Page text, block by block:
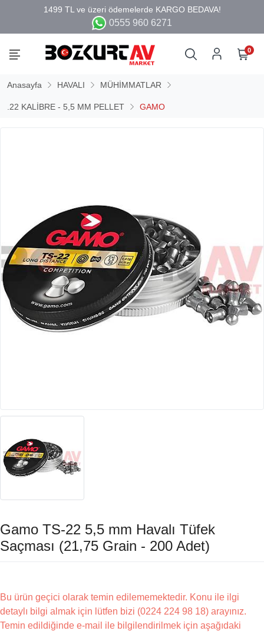
0555 960 6271
0
Anasayfa HAVALI MÜHİMMATLAR
.22 KALİBRE - 5,5 MM PELLET GAMO
Gamo TS-22 5,5 mm Havalı Tüfek
Saçması (21,75 Grain - 200 Adet)
Bu ürün geçici olarak temin edilememektedir. Konu ile ilgi
detaylı bilgi almak için lütfen bizi (0224 224 98 18) arayınız.
Temin edildiğinde e-mail ile bilgilendirilmek için aşağıdaki